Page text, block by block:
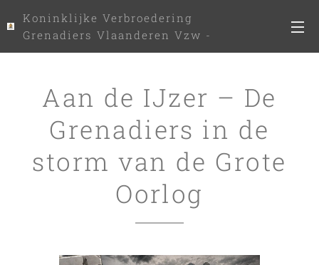
Koninklijke Verbroedering
Grenadiers Vlaanderen Vzw -
www.kvgv.be
Aan de IJzer – De
Grenadiers in de
storm van de Grote
Oorlog